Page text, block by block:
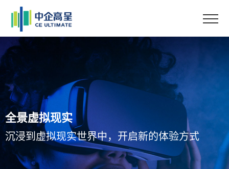
全景虚拟现实
沉浸到虚拟现实世界中，开启新的体验方式